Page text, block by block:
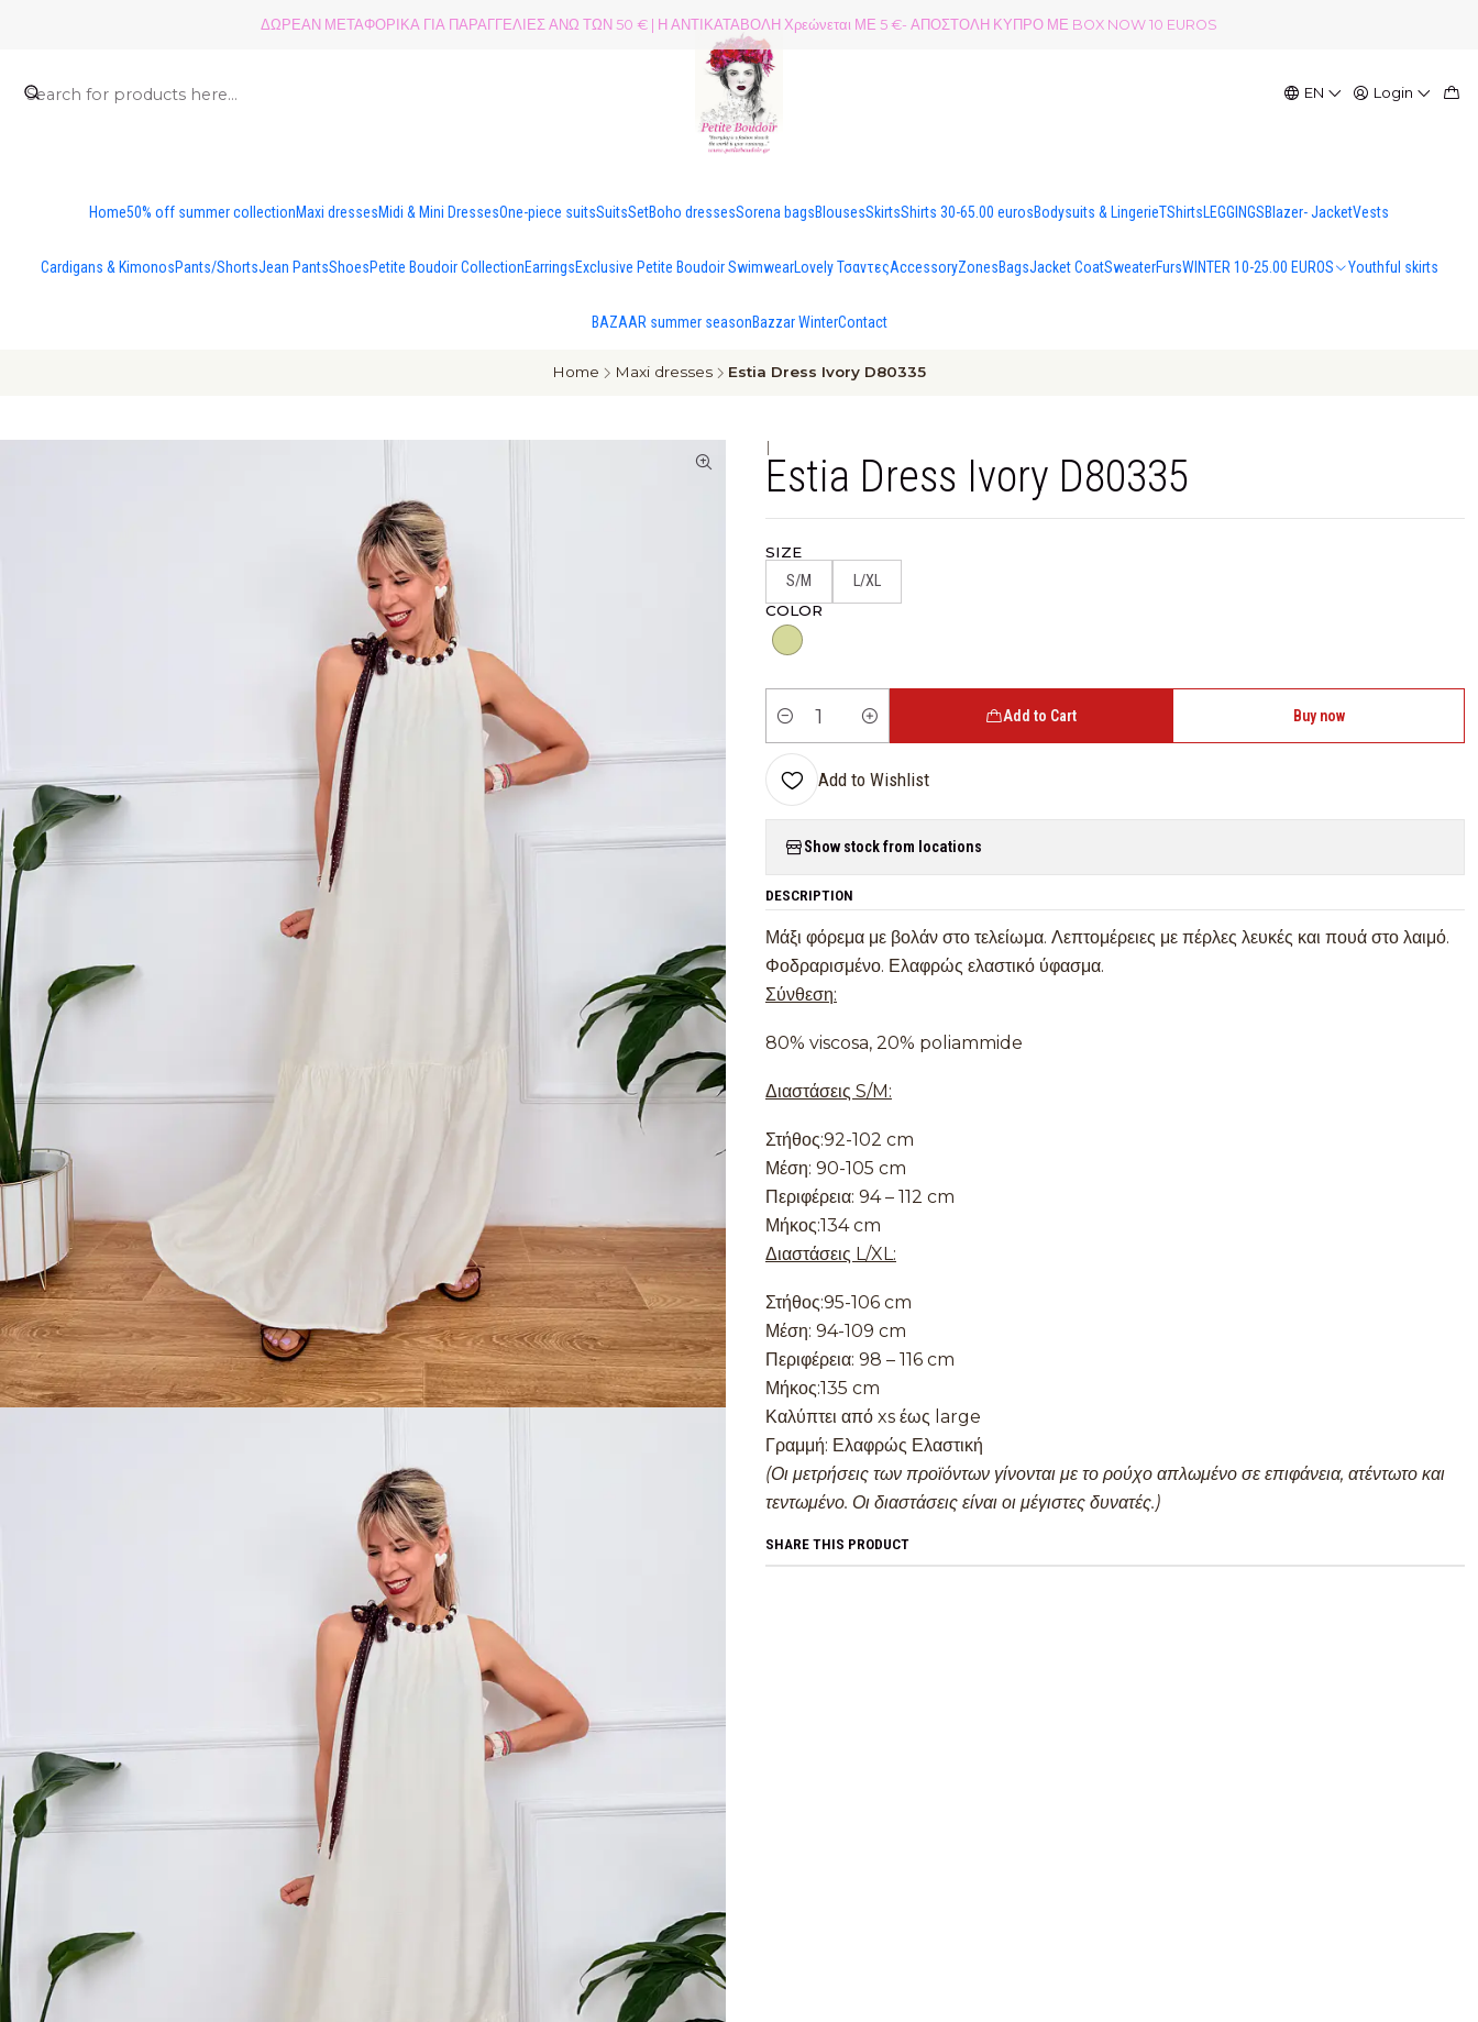
EN Login
Home50% off summer collectionMaxi dressesMidi & Mini DressesOne-piece suitsSuitsSetBoho dressesSorena bagsBlousesSkirtsShirts 30-65.00 eurosBodysuits & LingerieTShirts LEGGINGSBlazer- JacketVests
Cardigans & KimonosPants/ShortsJean PantsShoesPetite Boudoir CollectionEarringsExclusive Petite Boudoir SwimwearLovely ΤσαντεςAccessoryZonesBagsJacket CoatSweaterFursWINTER 10-25.00 EUROS Youthful skirts
BAZAAR summer seasonBazzar WinterContact
ΔΩΡΕΑΝ ΜΕΤΑΦΟΡΙΚΑ ΓΙΑ ΠΑΡΑΓΓΕΛΙΕΣ ΑΝΩ ΤΩΝ 50 € | Η ΑΝΤΙΚΑΤΑΒΟΛΗ Χρεώνεται ΜΕ 5 €- ΑΠΟΣΤΟΛΗ ΚΥΠΡΟ ΜΕ BOX NOW 10 EUROS
Home Maxi dresses Estia Dress Ivory D80335
|
Estia Dress Ivory D80335
SIZE
S/M L/XL
COLOR
Quantity
Add to Cart Buy now
Add to Wishlist
Show stock from locations
DESCRIPTION
Μάξι φόρεμα με βολάν στο τελείωμα. Λεπτομέρειες με πέρλες λευκές και πουά στο λαιμό.
Φοδραρισμένο. Ελαφρώς ελαστικό ύφασμα.
Σύνθεση:
80% viscosa, 20% poliammide
Διαστάσεις S/M:
Στήθος:92-102 cm
Μέση: 90-105 cm
Περιφέρεια: 94 – 112 cm
Μήκος:134 cm
Διαστάσεις L/XL:
Στήθος:95-106 cm
Μέση: 94-109 cm
Περιφέρεια: 98 – 116 cm
Μήκος:135 cm
Καλύπτει από xs έως large
Γραμμή: Ελαφρώς Ελαστική
(Οι μετρήσεις των προϊόντων γίνονται με το ρούχο απλωμένο σε επιφάνεια, ατέντωτο και
τεντωμένο. Οι διαστάσεις είναι οι μέγιστες δυνατές.)
SHARE THIS PRODUCT